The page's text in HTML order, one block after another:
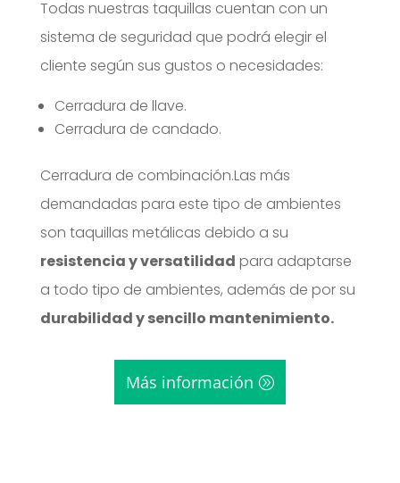
Todas nuestras taquillas cuentan con un
sistema de seguridad que podrá elegir el
cliente según sus gustos o necesidades:
Cerradura de llave.
Cerradura de candado.
Cerradura de combinación.Las más
demandadas para este tipo de ambientes
son taquillas metálicas debido a su
resistencia y versatilidad para adaptarse
a todo tipo de ambientes, además de por su
durabilidad y sencillo mantenimiento.
Más información